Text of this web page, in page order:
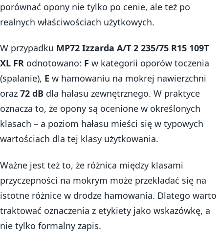
porównać opony nie tylko po cenie, ale też po
realnych właściwościach użytkowych.
W przypadku MP72 Izzarda A/T 2 235/75 R15 109T
XL FR odnotowano: F w kategorii oporów toczenia
(spalanie), E w hamowaniu na mokrej nawierzchni
oraz 72 dB dla hałasu zewnętrznego. W praktyce
oznacza to, że opony są ocenione w określonych
klasach – a poziom hałasu mieści się w typowych
wartościach dla tej klasy użytkowania.
Ważne jest też to, że różnica między klasami
przyczepności na mokrym może przekładać się na
istotne różnice w drodze hamowania. Dlatego warto
traktować oznaczenia z etykiety jako wskazówkę, a
nie tylko formalny zapis.